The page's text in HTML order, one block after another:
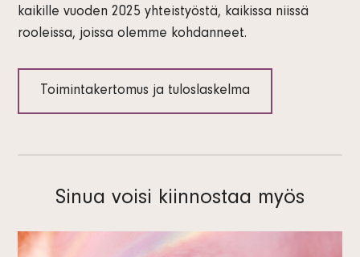
kaikille vuoden 2025 yhteistyöstä, kaikissa niissä
rooleissa, joissa olemme kohdanneet.
Toimintakertomus ja tuloslaskelma
Sinua voisi kiinnostaa myös